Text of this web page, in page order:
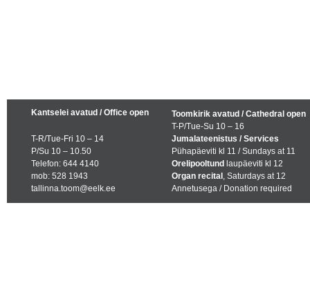
Kantselei avatud / Office open
T-R/Tue-Fri 10 – 14
P/Su 10 – 10.50
Telefon: 644 4140
mob: 528 1943
tallinna.toom@eelk.ee
Toomkirik avatud / Cathedral open
T-P/Tue-Su 10 – 16
Jumalateenistus / Services
Pühapäeviti kl 11 / Sundays at 11
Orelipooltund laupäeviti kl 12
Organ recital , Saturdays at 12
Annetusega / Donation required